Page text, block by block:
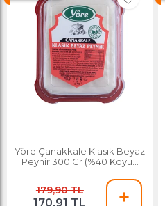
Yöre Çanakkale Klasik Beyaz
Peynir 300 Gr (%40 Koyun
179,90 TL
170,91 TL